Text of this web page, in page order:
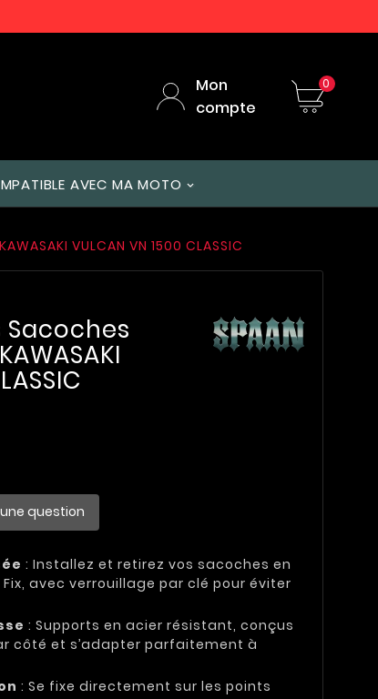
Mon
compte
0
AVEC MA MOTO
VULCAN VN 1500 CLASSIC
Sacoches
question
: Installez et retirez vos sacoches en
avec verrouillage par clé pour éviter
: Supports en acier résistant, conçus
côté et s’adapter parfaitement à
: Se fixe directement sur les points